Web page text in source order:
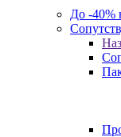
До -40%